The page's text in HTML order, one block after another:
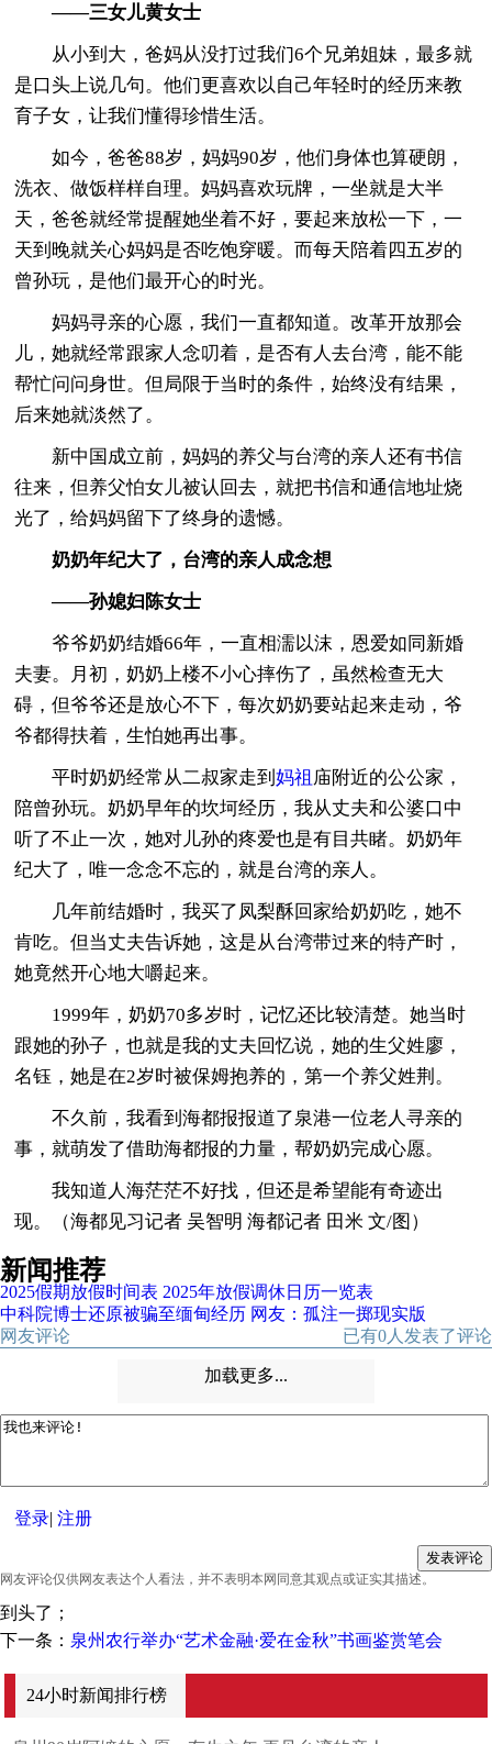
——三女儿黄女士
从小到大，爸妈从没打过我们6个兄弟姐妹，最多就
是口头上说几句。他们更喜欢以自己年轻时的经历来教
育子女，让我们懂得珍惜生活。
如今，爸爸88岁，妈妈90岁，他们身体也算硬朗，
洗衣、做饭样样自理。妈妈喜欢玩牌，一坐就是大半
天，爸爸就经常提醒她坐着不好，要起来放松一下，一
天到晚就关心妈妈是否吃饱穿暖。而每天陪着四五岁的
曾孙玩，是他们最开心的时光。
妈妈寻亲的心愿，我们一直都知道。改革开放那会
儿，她就经常跟家人念叨着，是否有人去台湾，能不能
帮忙问问身世。但局限于当时的条件，始终没有结果，
后来她就淡然了。
新中国成立前，妈妈的养父与台湾的亲人还有书信
往来，但养父怕女儿被认回去，就把书信和通信地址烧
光了，给妈妈留下了终身的遗憾。
奶奶年纪大了，台湾的亲人成念想
——孙媳妇陈女士
爷爷奶奶结婚66年，一直相濡以沫，恩爱如同新婚
夫妻。月初，奶奶上楼不小心摔伤了，虽然检查无大
碍，但爷爷还是放心不下，每次奶奶要站起来走动，爷
爷都得扶着，生怕她再出事。
平时奶奶经常从二叔家走到妈祖 庙附近的公公家，
陪曾孙玩。奶奶早年的坎坷经历，我从丈夫和公婆口中
听了不止一次，她对儿孙的疼爱也是有目共睹。奶奶年
纪大了，唯一念念不忘的，就是台湾的亲人。
几年前结婚时，我买了凤梨酥回家给奶奶吃，她不
肯吃。但当丈夫告诉她，这是从台湾带过来的特产时，
她竟然开心地大嚼起来。
1999年，奶奶70多岁时，记忆还比较清楚。她当时
跟她的孙子，也就是我的丈夫回忆说，她的生父姓廖，
名钰，她是在2岁时被保姆抱养的，第一个养父姓荆。
不久前，我看到海都报报道了泉港一位老人寻亲的
事，就萌发了借助海都报的力量，帮奶奶完成心愿。
我知道人海茫茫不好找，但还是希望能有奇迹出
现。（海都见习记者 吴智明 海都记者 田米 文/图）
新闻推荐
2025假期放假时间表 2025年放假调休日历一览表
中科院博士还原被骗至缅甸经历 网友：孤注一掷现实版
已有0 人发表了评论
网友评论
加载更多...
登录|注册
网友评论仅供网友表达个人看法，并不表明本网同意其观点或证实其描述。
到头了；
下一条： 泉州农行举办“艺术金融·爱在金秋”书画鉴赏笔会
24小时新闻排行榜